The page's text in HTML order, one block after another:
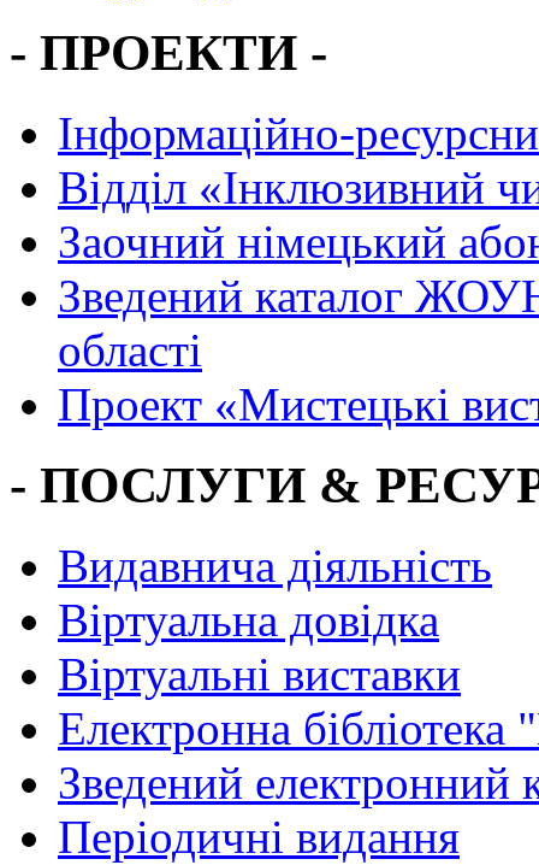
- ПРОЕКТИ -
Інформаційно-
Вiддiл «Інклюзивний
Заочний німецький
Зведений каталог
області
Проект «Мистецькі
- ПОСЛУГИ &
Видавнича діяльність
Віртуальна довідка
Віртуальні виставки
Електронна
Зведений електронний
Періодичні видання